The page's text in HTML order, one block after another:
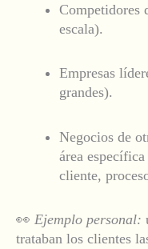
Competidores
escala).
Empresas
grandes).
Negocios de
área
cliente,
👀 Ejemplo personal:
trataban los clientes